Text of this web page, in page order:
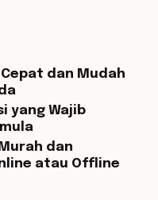
dan Mudah
yang Wajib
dan
atau Offline